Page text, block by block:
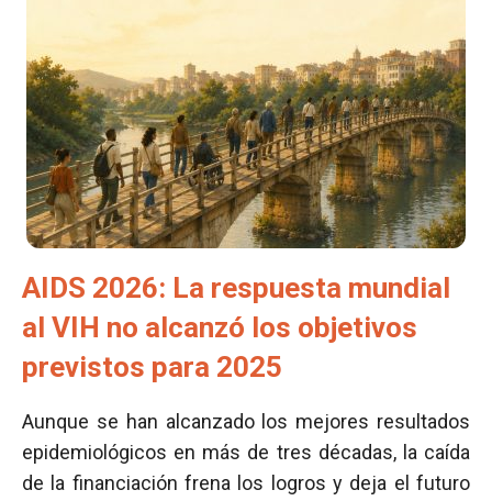
AIDS 2026: La respuesta mundial
al VIH no alcanzó los objetivos
previstos para 2025
Aunque se han alcanzado los mejores resultados
epidemiológicos en más de tres décadas, la caída
de la financiación frena los logros y deja el futuro